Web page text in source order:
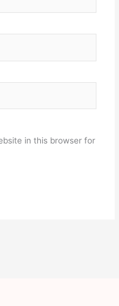
in this browser for